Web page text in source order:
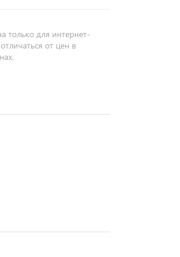
только для интернет-
от цен в